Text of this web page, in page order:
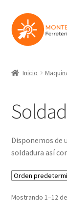
Ir
a
la
Ir
al
contenido
Jardin y Terraza
Maquinaria
Inicio
Disponemos de
soldadura así
Mostrando 1–12